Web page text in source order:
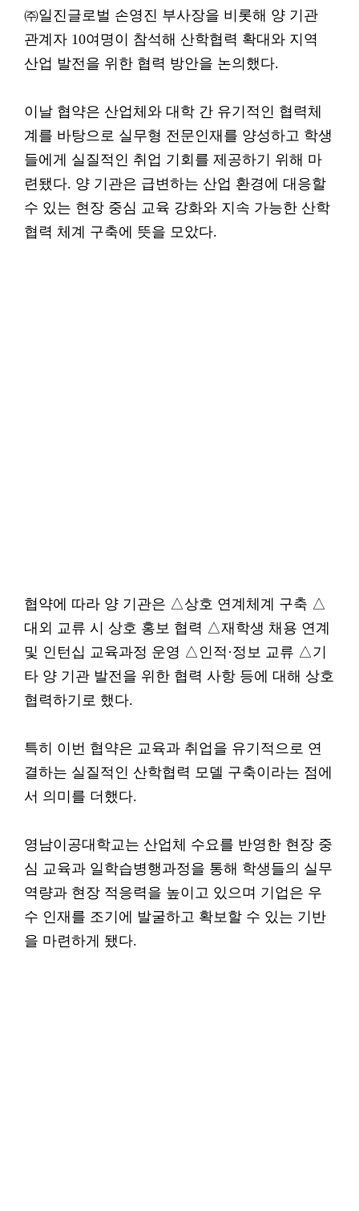
㈜일진글로벌 손영진 부사장을 비롯해 양 기관
관계자 10여명이 참석해 산학협력 확대와 지역
산업 발전을 위한 협력 방안을 논의했다.
이날 협약은 산업체와 대학 간 유기적인 협력체
계를 바탕으로 실무형 전문인재를 양성하고 학생
들에게 실질적인 취업 기회를 제공하기 위해 마
련됐다. 양 기관은 급변하는 산업 환경에 대응할
수 있는 현장 중심 교육 강화와 지속 가능한 산학
협력 체계 구축에 뜻을 모았다.
협약에 따라 양 기관은 △상호 연계체계 구축 △
대외 교류 시 상호 홍보 협력 △재학생 채용 연계
및 인턴십 교육과정 운영 △인적·정보 교류 △기
타 양 기관 발전을 위한 협력 사항 등에 대해 상호
협력하기로 했다.
특히 이번 협약은 교육과 취업을 유기적으로 연
결하는 실질적인 산학협력 모델 구축이라는 점에
서 의미를 더했다.
영남이공대학교는 산업체 수요를 반영한 현장 중
심 교육과 일학습병행과정을 통해 학생들의 실무
역량과 현장 적응력을 높이고 있으며 기업은 우
수 인재를 조기에 발굴하고 확보할 수 있는 기반
을 마련하게 됐다.